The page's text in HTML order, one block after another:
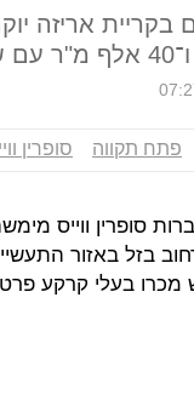
בן 3.5 דונם בקריית
פתח תקווה סופרין
סופרין ווייס
בזל באזור